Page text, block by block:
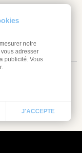
notre
adresser
publicité. Vous
J'ACCEPTE